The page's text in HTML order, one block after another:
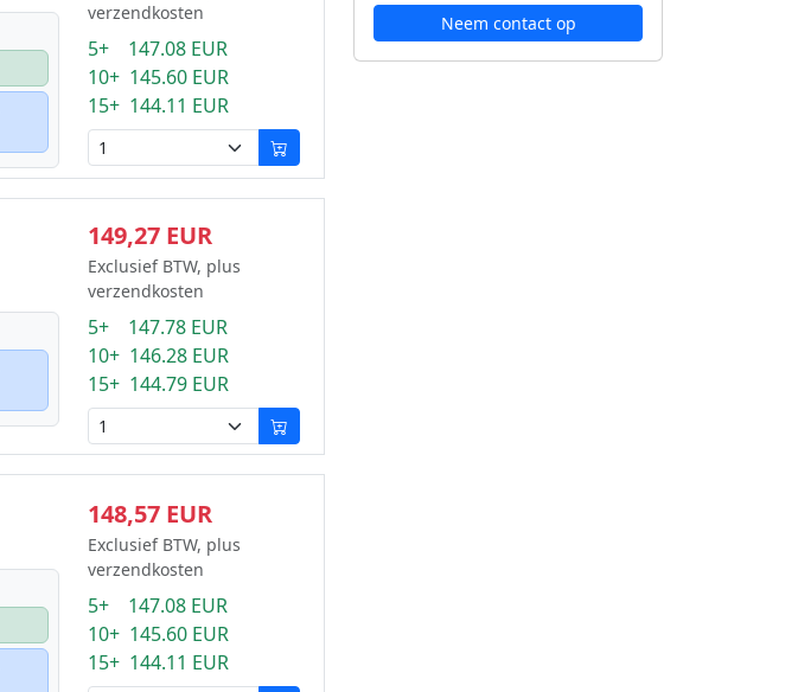
verzendkosten
5+ 147.08 EUR
10+ 145.60 EUR
15+ 144.11 EUR
149,27 EUR
Exclusief BTW, plus
verzendkosten
5+ 147.78 EUR
10+ 146.28 EUR
15+ 144.79 EUR
148,57 EUR
Exclusief BTW, plus
verzendkosten
5+ 147.08 EUR
10+ 145.60 EUR
15+ 144.11 EUR
Neem contact op